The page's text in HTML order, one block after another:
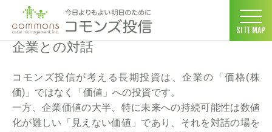
SITE MAP
コモンズ投信 ホーム >コモンズ30ファンド
企業との対話
コモンズ投信が考える長期投資は、企業の「価格(株
価)」ではなく「価値」への投資です。
一方、企業価値の大半、特に未来への持続可能性は数値
化が難しい「見えない価値」であり、それを対話の場を